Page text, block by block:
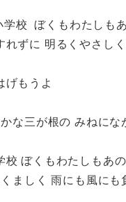
ぼくもわたしも
ずに 明るくやさしく
もうよ
かな三が根の みねにな
ぼくもわたしもあ
しく 雨にも風にも